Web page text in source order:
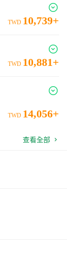
TWD 10,739+
TWD 10,881+
TWD 14,056+
查看全部